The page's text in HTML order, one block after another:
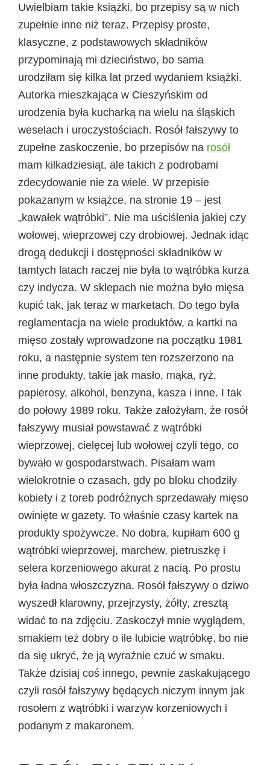
Uwielbiam takie książki, bo przepisy są w nich
zupełnie inne niż teraz. Przepisy proste,
klasyczne, z podstawowych składników
przypominają mi dzieciństwo, bo sama
urodziłam się kilka lat przed wydaniem książki.
Autorka mieszkająca w Cieszyńskim od
urodzenia była kucharką na wielu na śląskich
weselach i uroczystościach. Rosół fałszywy to
zupełne zaskoczenie, bo przepisów na rosół
mam kilkadziesiąt, ale takich z podrobami
zdecydowanie nie za wiele. W przepisie
pokazanym w książce, na stronie 19 – jest
„kawałek wątróbki”. Nie ma uściślenia jakiej czy
wołowej, wieprzowej czy drobiowej. Jednak idąc
drogą dedukcji i dostępności składników w
tamtych latach raczej nie była to wątróbka kurza
czy indycza. W sklepach nie można było mięsa
kupić tak, jak teraz w marketach. Do tego była
reglamentacja na wiele produktów, a kartki na
mięso zostały wprowadzone na początku 1981
roku, a następnie system ten rozszerzono na
inne produkty, takie jak masło, mąka, ryż,
papierosy, alkohol, benzyna, kasza i inne. I tak
do połowy 1989 roku. Także założyłam, że rosół
fałszywy musiał powstawać z wątróbki
wieprzowej, cielęcej lub wołowej czyli tego, co
bywało w gospodarstwach. Pisałam wam
wielokrotnie o czasach, gdy po bloku chodziły
kobiety i z toreb podróżnych sprzedawały mięso
owinięte w gazety. To właśnie czasy kartek na
produkty spożywcze. No dobra, kupiłam 600 g
wątróbki wieprzowej, marchew, pietruszkę i
selera korzeniowego akurat z nacią. Po prostu
była ładna włoszczyzna. Rosół fałszywy o dziwo
wyszedł klarowny, przejrzysty, żółty, zresztą
widać to na zdjęciu. Zaskoczył mnie wyglądem,
smakiem też dobry o ile lubicie wątróbkę, bo nie
da się ukryć, że ją wyraźnie czuć w smaku.
Także dzisiaj coś innego, pewnie zaskakującego
czyli rosół fałszywy będących niczym innym jak
rosołem z wątróbki i warzyw korzeniowych i
podanym z makaronem.